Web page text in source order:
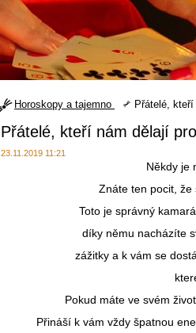
Horoskopy a tajemno Přátelé,
Přátelé, kteří nám dělají
23.11.2019 11:21
Někdy je
Znáte ten pocit, že
Toto je správný
díky němu nacházíte
zážitky a k vám se
Pokud máte ve svém
Přináší k vám vždy špatnou